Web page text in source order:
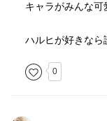
キャラがみんな可
ハルヒが好きなら
0